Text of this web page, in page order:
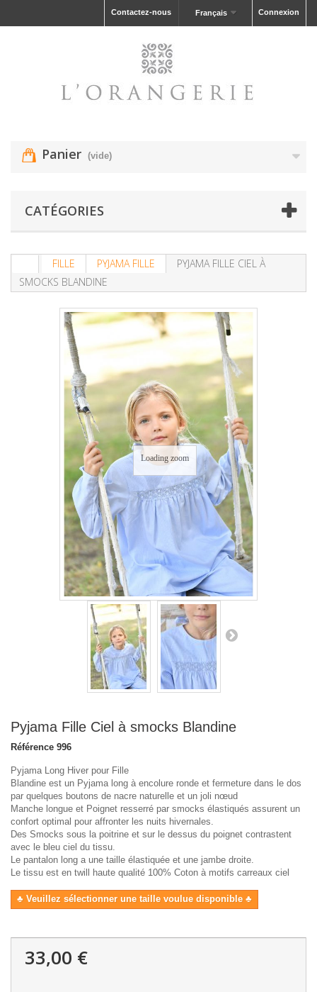
Connexion
Français
Contactez-nous
Panier (vide)
CATÉGORIES
FILLE PYJAMA FILLE
PYJAMA FILLE CIEL À
SMOCKS BLANDINE
Loading zoom
Pyjama Fille Ciel à smocks Blandine
Référence 996
Pyjama Long Hiver pour Fille
Blandine est un Pyjama long à encolure ronde et fermeture dans le dos
par quelques boutons de nacre naturelle et un joli nœud
Manche longue et Poignet resserré par smocks élastiqués assurent un
confort optimal pour affronter les nuits hivernales.
Des Smocks sous la poitrine et sur le dessus du poignet contrastent
avec le bleu ciel du tissu.
Le pantalon long a une taille élastiquée et une jambe droite.
Le tissu est en twill haute qualité 100% Coton à motifs carreaux ciel
♣ Veuillez sélectionner une taille voulue disponible ♣
33,00 €